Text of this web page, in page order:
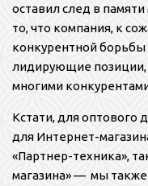
оставил след в
то, что компания, к
конкурентной борьбы
лидирующие
многими
Кстати, для оптового
для Интернет-
«Партнер-техника»,
магазина» — мы